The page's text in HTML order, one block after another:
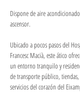
Dispone de aire
ascensor.
Ubicado a pocos pasos del
Francesc Macià, este ático
un entorno tranquilo y
de transporte público,
servicios del corazón del